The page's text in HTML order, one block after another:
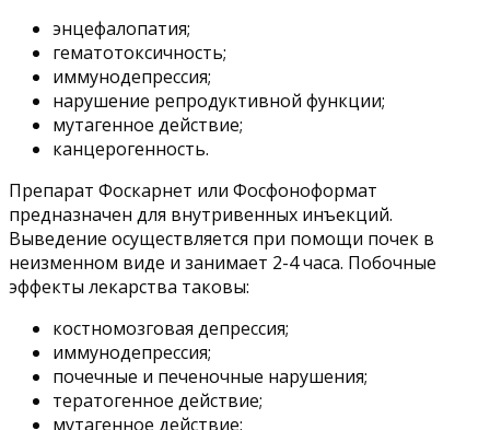
энцефалопатия;
гематотоксичность;
иммунодепрессия;
нарушение репродуктивной функции;
мутагенное действие;
канцерогенность.
Препарат Фоскарнет или Фосфоноформат
предназначен для внутривенных инъекций.
Выведение осуществляется при помощи почек в
неизменном виде и занимает 2-4 часа. Побочные
эффекты лекарства таковы:
костномозговая депрессия;
иммунодепрессия;
почечные и печеночные нарушения;
тератогенное действие;
мутагенное действие;